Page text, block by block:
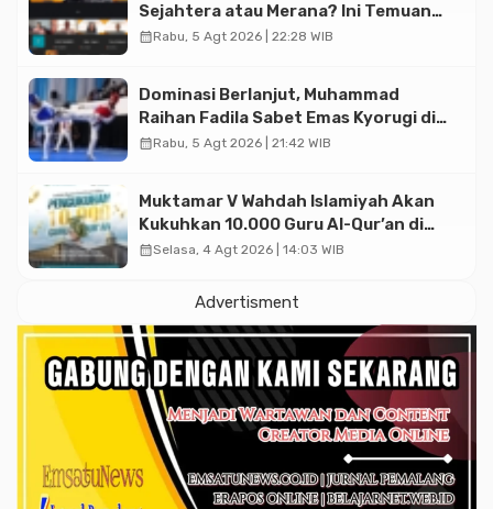
Sejahtera atau Merana? Ini Temuan
Diskusi Paramadina
calendar_monthRabu, 5 Agt 2026 | 22:28 WIB
Dominasi Berlanjut, Muhammad
Raihan Fadila Sabet Emas Kyorugi di
Asian Taekwondo Indonesia Open
calendar_monthRabu, 5 Agt 2026 | 21:42 WIB
Muktamar V Wahdah Islamiyah Akan
Kukuhkan 10.000 Guru Al-Qur’an di
Masjid Istiqlal
calendar_monthSelasa, 4 Agt 2026 | 14:03 WIB
Advertisment